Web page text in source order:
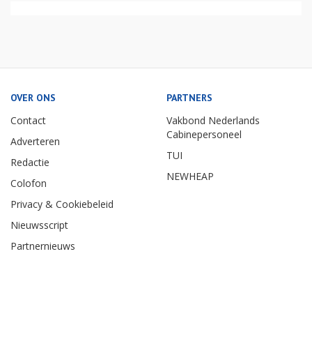
OVER ONS
Contact
Adverteren
Redactie
Colofon
Privacy & Cookiebeleid
Nieuwsscript
Partnernieuws
PARTNERS
Vakbond Nederlands
Cabinepersoneel
TUI
NEWHEAP